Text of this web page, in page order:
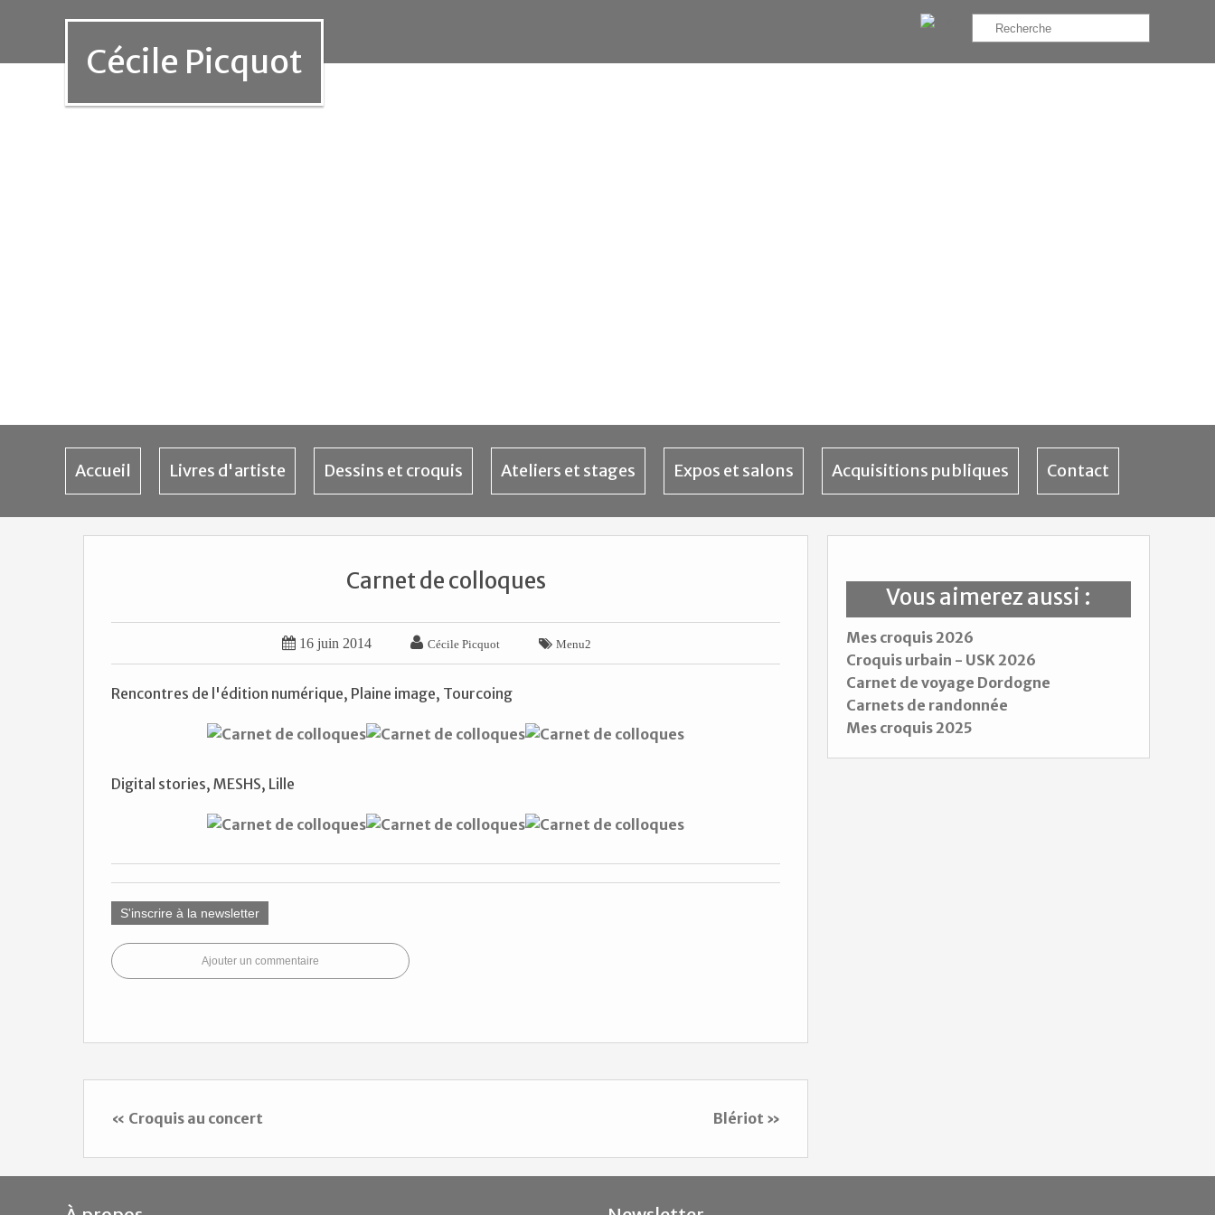
Cécile Picquot
Accueil Livres d'artiste Dessins et croquis Ateliers et stages Expos et salons Acquisitions publiques Contact
Vous aimerez aussi :
Mes croquis 2026
Croquis urbain - USK 2026
Carnet de voyage Dordogne
Carnets de randonnée
Mes croquis 2025
Carnet de colloques
 16 juin 2014  Cécile Picquot  Menu2
Rencontres de l'édition numérique, Plaine image, Tourcoing
Digital stories, MESHS, Lille
S'inscrire à la newsletter
Ajouter un commentaire
« Croquis au concert Blériot »